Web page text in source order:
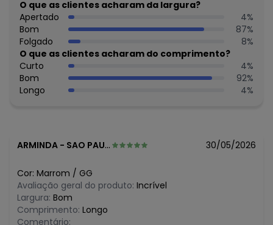
Não alvejar; Não secar em tambor; Secagem em varal à
sombra; Não passar; Não limpar a seco; Limpeza a úmido
profissional; Processo suave;
Tecido: Poliéster
Composição: 81% poliéster 19% elastano
Histórico de preços
O preço apresentado abaixo é o menor oferecido em
junho/2026 R$ 36,76
abril/2026
março/2026
fevereiro/2026
O que as clientes acharam da largura?
Apertado
4%
Bom
87%
Folgado
8%
O que as clientes acharam do comprimento?
Curto
4%
Bom
92%
Longo
4%
ARMINDA - SAO PAULO - SP 30/05/2026
Cor: Marrom / GG
Avaliação geral do produto: Incrível
Largura: Bom
Comprimento: Longo
Comentário: